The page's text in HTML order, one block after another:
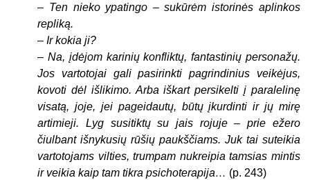
– Ten nieko ypatingo – sukūrėm istorinės aplinkos
repliką.
–Ir kokia ji?
–Na, įdėjom karinių konfliktų, fantastinių personažų.
Jos vartotojai gali pasirinkti pagrindinius veikėjus,
kovoti dėl išlikimo. Arba iškart persikelti į paralelinę
visatą, joje, jei pageidautų, būtų įkurdinti ir jų mirę
artimieji. Lyg susitiktų su jais rojuje – prie ežero
čiulbant išnykusių rūšių paukščiams. Juk tai suteikia
vartotojams vilties, trumpam nukreipia tamsias mintis
ir veikia kaip tam tikra psichoterapija… (p. 243)